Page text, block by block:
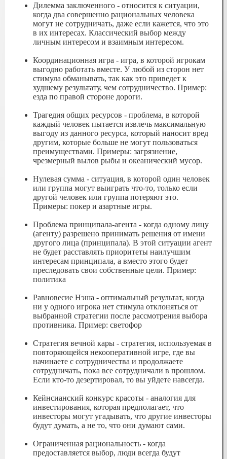
Дилемма заключенного - относится к ситуации,
когда два совершенно рациональных человека
могут не сотрудничать, даже если кажется, что это
в их интересах. Классический выбор между
личным интересом и взаимным интересом.
Координационная игра - игра, в которой игрокам
выгодно работать вместе. У любой из сторон нет
стимула обманывать, так как это приведет к
худшему результату, чем сотрудничество. Пример:
езда по правой стороне дороги.
Трагедия общих ресурсов - проблема, в которой
каждый человек пытается извлечь максимальную
выгоду из данного ресурса, который наносит вред
другим, которые больше не могут пользоваться
преимуществами. Примеры: загрязнение,
чрезмерный вылов рыбы и океанический мусор.
Нулевая сумма - ситуация, в которой один человек
или группа могут выиграть что-то, только если
другой человек или группа потеряют это.
Примеры: покер и азартные игры.
Проблема принципала-агента - когда одному лицу
(агенту) разрешено принимать решения от имени
другого лица (принципала). В этой ситуации агент
не будет расставлять приоритеты наилучшим
интересам принципала, а вместо этого будет
преследовать свои собственные цели. Пример:
политика
Равновесие Нэша - оптимальный результат, когда
ни у одного игрока нет стимула отклоняться от
выбранной стратегии после рассмотрения выбора
противника. Пример: светофор
Стратегия вечной кары - стратегия, используемая в
повторяющейся некооперативной игре, где вы
начинаете с сотрудничества и продолжаете
сотрудничать, пока все сотрудничали в прошлом.
Если кто-то дезертировал, то вы уйдете навсегда.
Кейнсианский конкурс красоты - аналогия для
инвестирования, которая предполагает, что
инвесторы могут угадывать, что другие инвесторы
будут думать, а не то, что они думают сами.
Ограниченная рациональность - когда
предоставляется выбор, люди всегда будут